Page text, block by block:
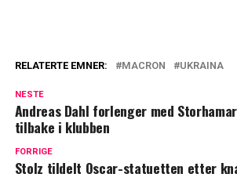
RELATERTE EMNER: MACRON UKRAINA
NESTE
Andreas Dahl forlenger med
tilbake i klubben
FORRIGE
Stolz tildelt Oscar-statuetten etter